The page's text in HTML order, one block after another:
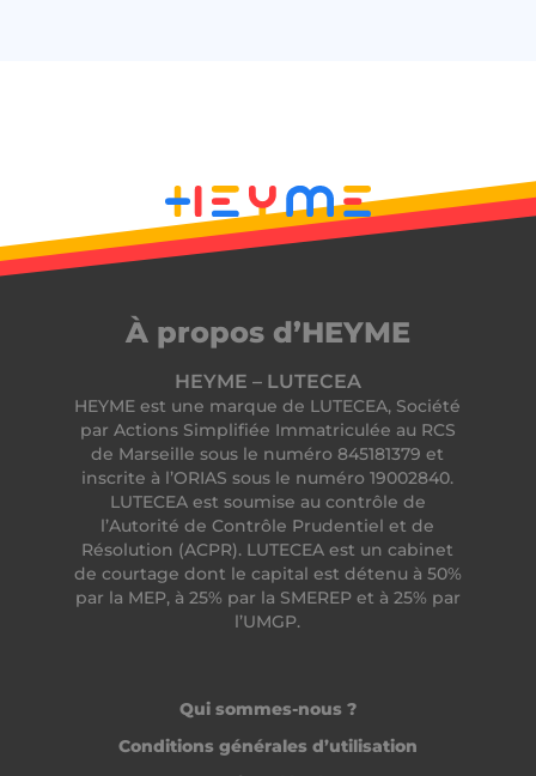
À propos d’HEYME
HEYME – LUTECEA
HEYME est une marque de LUTECEA, Société
par Actions Simplifiée Immatriculée au RCS
de Marseille sous le numéro 845181379 et
inscrite à l’ORIAS sous le numéro 19002840.
LUTECEA est soumise au contrôle de
l’Autorité de Contrôle Prudentiel et de
Résolution (ACPR). LUTECEA est un cabinet
de courtage dont le capital est détenu à 50%
par la MEP, à 25% par la SMEREP et à 25% par
l’UMGP.
Qui sommes-nous ?
Conditions générales d’utilisation
Cloudflare, Inc.
.podbean.com